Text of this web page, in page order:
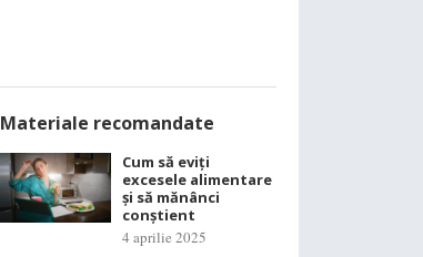
Materiale recomandate
Cum să eviți
excesele alimentare
și să mănânci
conștient
4 aprilie 2025